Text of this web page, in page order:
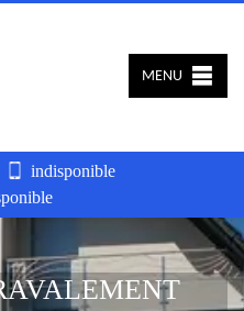
indisponible
MENU